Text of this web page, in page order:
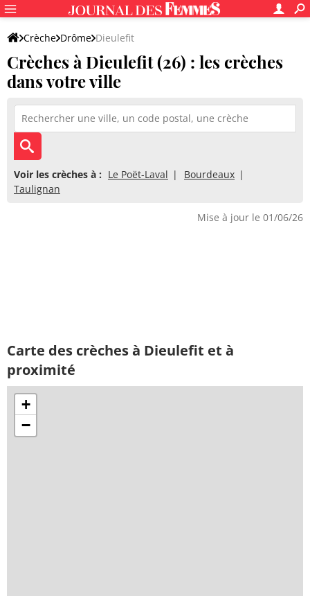
Crèche Drôme Dieulefit
Crèches à Dieulefit (26) : les crèches
dans votre ville
Voir les crèches à : Le Poët-Laval
Bourdeaux
Taulignan
Mise à jour le 01/06/26
Carte des crèches à Dieulefit et à
proximité
+
−